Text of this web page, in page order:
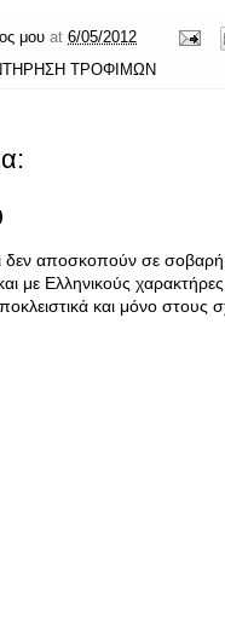
μου at 6/05/2012
ΤΡΟΦΙΜΩΝ
δεν αποσκοπούν σε
με Ελληνικούς χαρακτήρες.
και μόνο στους